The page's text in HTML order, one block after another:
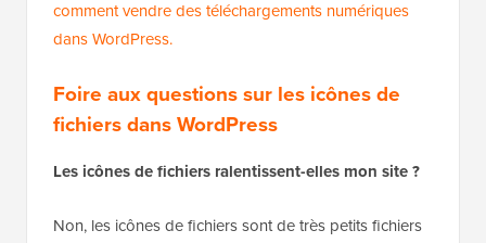
comment vendre des téléchargements numériques
dans WordPress.
Foire aux questions sur les icônes de
fichiers dans WordPress
Les icônes de fichiers ralentissent-elles mon site ?
Non, les icônes de fichiers sont de très petits fichiers